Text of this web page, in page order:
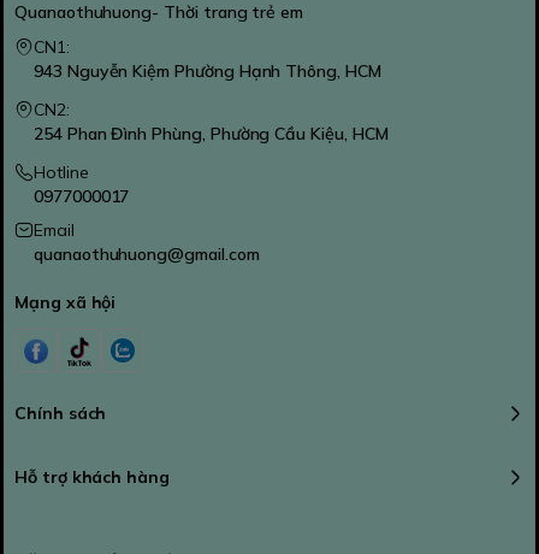
Quanaothuhuong- Thời trang trẻ em
CN1:
943 Nguyễn Kiệm Phường Hạnh Thông, HCM
CN2:
254 Phan Đình Phùng, Phường Cầu Kiệu, HCM
Hotline
0977000017
Email
quanaothuhuong@gmail.com
Mạng xã hội
Chính sách
Hỗ trợ khách hàng